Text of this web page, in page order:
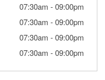
07:30am -09:00pm
07:30am -09:00pm
07:30am -09:00pm
07:30am -09:00pm